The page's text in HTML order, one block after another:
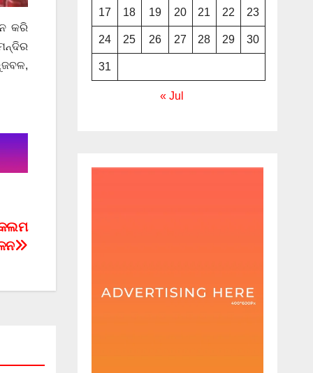
କରି
କଲମ
17 18 19 20 21 22 23
24 25 26 27 28 29 30
31
« Jul